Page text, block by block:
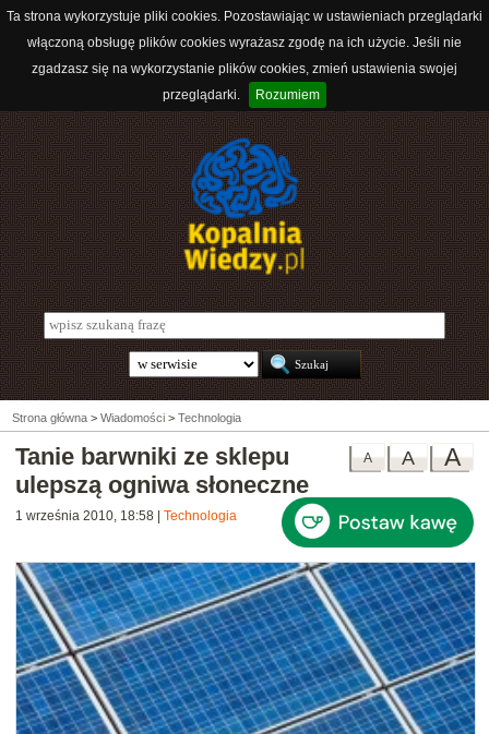
Ta strona wykorzystuje pliki cookies. Pozostawiając w ustawieniach przeglądarki
włączoną obsługę plików cookies wyrażasz zgodę na ich użycie. Jeśli nie
zgadzasz się na wykorzystanie plików cookies, zmień ustawienia swojej
przeglądarki.
Rozumiem
Strona główna > Wiadomości > Technologia
A
A
A
Tanie barwniki ze sklepu
ulepszą ogniwa słoneczne
1 września 2010, 18:58 Technologia